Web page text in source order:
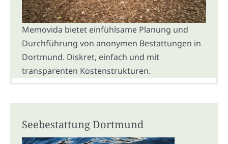
Memovida bietet einfühlsame Planung und
Durchführung von anonymen Bestattungen in
Dortmund. Diskret, einfach und mit
transparenten Kostenstrukturen.
Seebestattung Dortmund